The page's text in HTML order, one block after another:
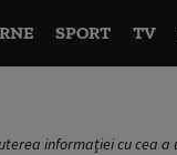
SPORT TV
informației cu cea